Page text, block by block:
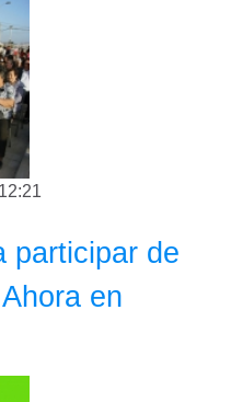
participar de
en